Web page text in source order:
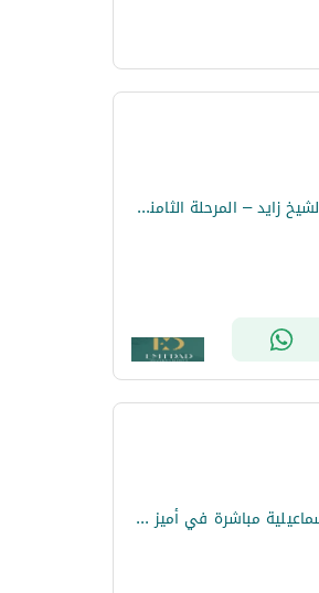
قطعة أرض للبيع في بيت الوطن – الشيخ زايد – المرحلة الثامنة التكميلية Beit Al Watan – Sheikh Zayed فرصة استثمارية خلف رويال سيتي
للبيع قطعة أرض علي طريق مصر اسماعيلية مباشرة في أميز مناطق الشروق بجوار مركز الطبى العالمي و محطة القطار الكهربائي